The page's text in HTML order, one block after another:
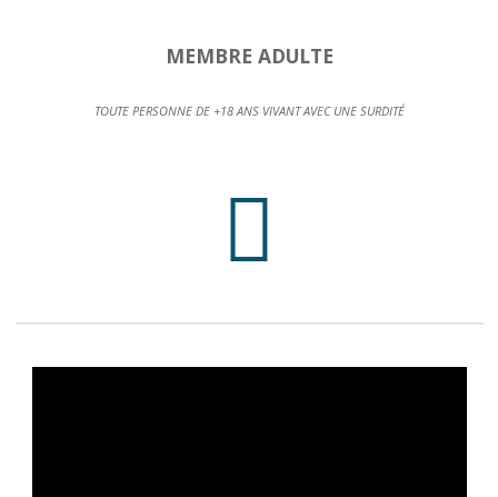
MEMBRE ADULTE
TOUTE PERSONNE DE +18 ANS VIVANT AVEC UNE SURDITÉ